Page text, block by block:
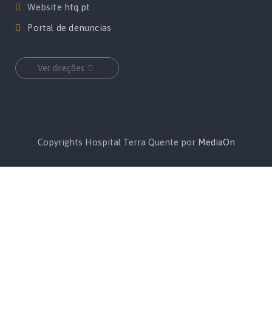
Website htq.pt
Portal de denuncias
Ver direções
Copyrights Hospital Terra Quente por MediaOn